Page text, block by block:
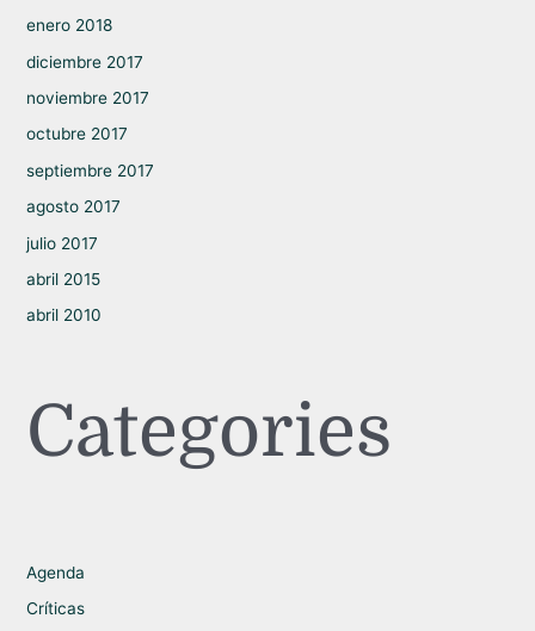
enero 2018
diciembre 2017
noviembre 2017
octubre 2017
septiembre 2017
agosto 2017
julio 2017
abril 2015
abril 2010
Categories
Agenda
Críticas